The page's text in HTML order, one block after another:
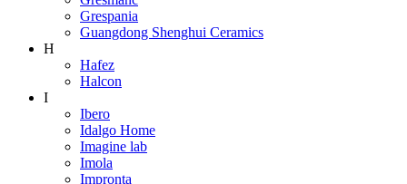
Grespania
Guangdong Shenghui Ceramics
H
Hafez
Halcon
I
Ibero
Idalgo Home
Imagine lab
Imola
Impronta